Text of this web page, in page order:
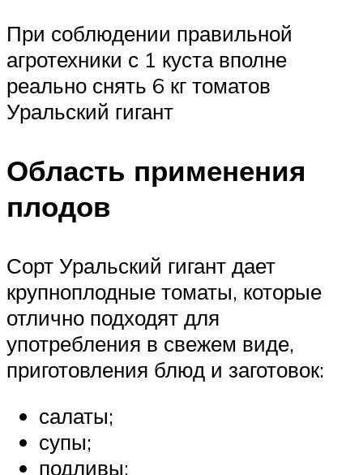
При соблюдении правильной
агротехники с 1 куста вполне
реально снять 6 кг томатов
Уральский гигант
Область применения
плодов
Сорт Уральский гигант дает
крупноплодные томаты, которые
отлично подходят для
употребления в свежем виде,
приготовления блюд и заготовок:
салаты;
супы;
подливы;